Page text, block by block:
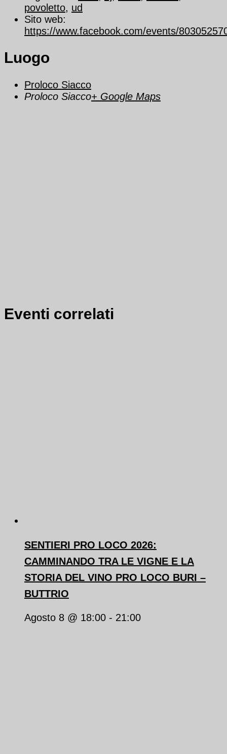
povoletto, ud
Sito web:
https://www.facebook.com/events/
Luogo
Proloco Siacco
Proloco Siacco+ Google Maps
Eventi correlati
SENTIERI PRO LOCO 2026:
CAMMINANDO TRA LE VIGNE E LA
STORIA DEL VINO PRO LOCO BURI –
BUTTRIO
Agosto 8 @ 18:00 - 21:00